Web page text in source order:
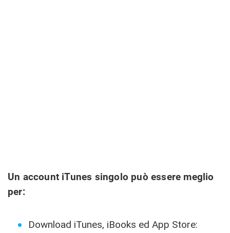
Un account iTunes singolo può essere meglio
per:
Download iTunes, iBooks ed App Store: